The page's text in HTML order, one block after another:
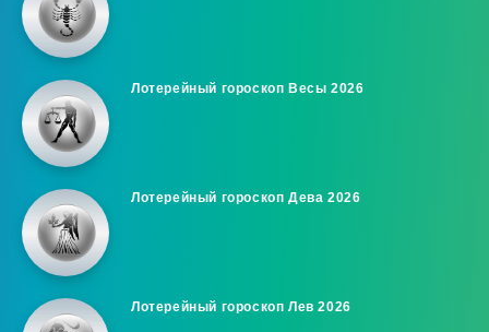
Лотерейный гороскоп Весы 2026
Лотерейный гороскоп Дева 2026
Лотерейный гороскоп Лев 2026